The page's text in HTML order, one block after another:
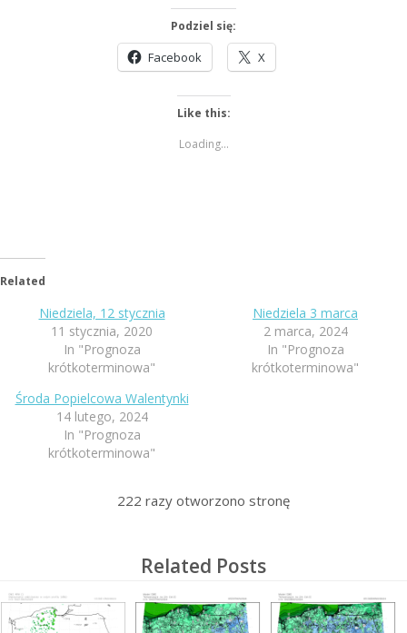
Podziel się:
Facebook X
Like this:
Loading...
Related
Niedziela, 12 stycznia
11 stycznia, 2020
In "Prognoza
krótkoterminowa"
Niedziela 3 marca
2 marca, 2024
In "Prognoza
krótkoterminowa"
Środa Popielcowa Walentynki
14 lutego, 2024
In "Prognoza
krótkoterminowa"
222 razy otworzono stronę
Related Posts